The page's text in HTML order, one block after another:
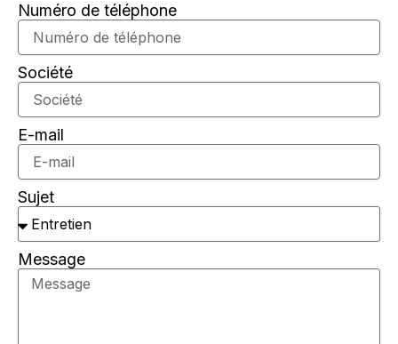
Numéro de téléphone
Société
E-mail
Sujet
Message